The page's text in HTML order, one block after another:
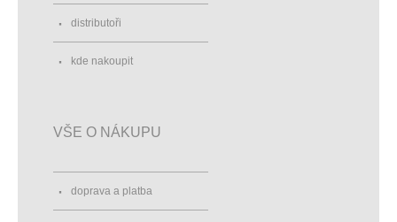
distributoři
kde nakoupit
VŠE O NÁKUPU
doprava a platba